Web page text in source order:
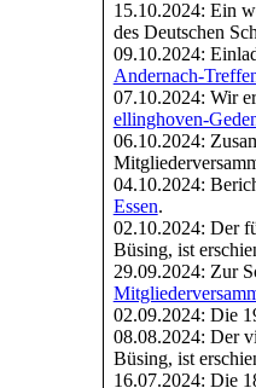
15.10.2024: Ein
des Deutschen
09.10.2024:
Andernach-
07.10.2024: Wir
ellinghoven-
06.10.2024:
04.10.2024:
Essen.
02.10.2024: Der
Büsing, ist
29.09.2024: Zur
02.09.2024: Die
08.08.2024: Der
Büsing, ist
16.07.2024: Die